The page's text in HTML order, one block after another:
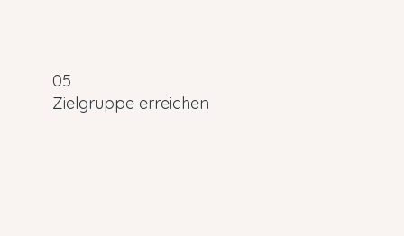
05
Zielgruppe erreichen